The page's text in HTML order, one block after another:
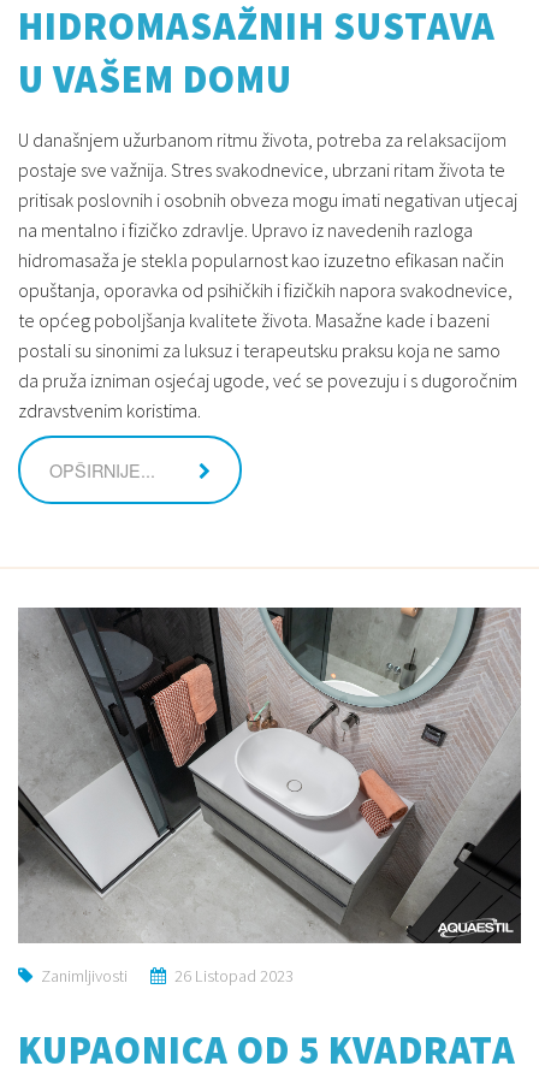
HIDROMASAŽNIH SUSTAVA
U VAŠEM DOMU
U današnjem užurbanom ritmu života, potreba za relaksacijom
postaje sve važnija. Stres svakodnevice, ubrzani ritam života te
pritisak poslovnih i osobnih obveza mogu imati negativan utjecaj
na mentalno i fizičko zdravlje. Upravo iz navedenih razloga
hidromasaža je stekla popularnost kao izuzetno efikasan način
opuštanja, oporavka od psihičkih i fizičkih napora svakodnevice,
te općeg poboljšanja kvalitete života. Masažne kade i bazeni
postali su sinonimi za luksuz i terapeutsku praksu koja ne samo
da pruža izniman osjećaj ugode, već se povezuju i s dugoročnim
zdravstvenim koristima.
OPŠIRNIJE...
Zanimljivosti 26 Listopad 2023
KUPAONICA OD 5 KVADRATA